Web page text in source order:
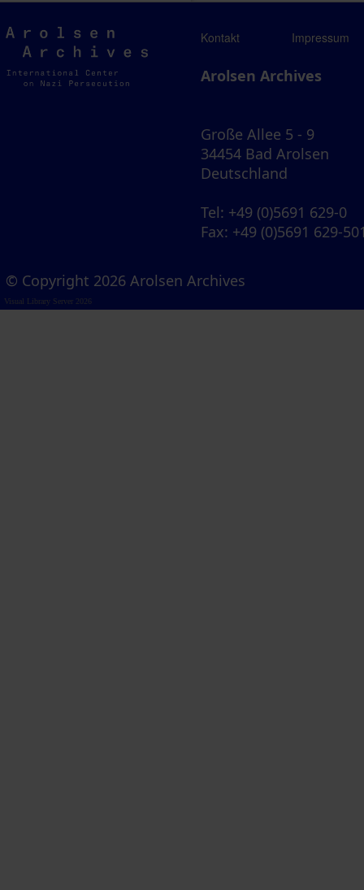
Arolsen
Archives
Kontakt Impressum
Arolsen Archives
Große Allee 5 - 9
34454 Bad Arolsen
Deutschland
Tel: +49 (0)5691 629-0
Fax: +49 (0)5691 629-
© Copyright 2026 Arolsen Archives
Visual Library Server 2026